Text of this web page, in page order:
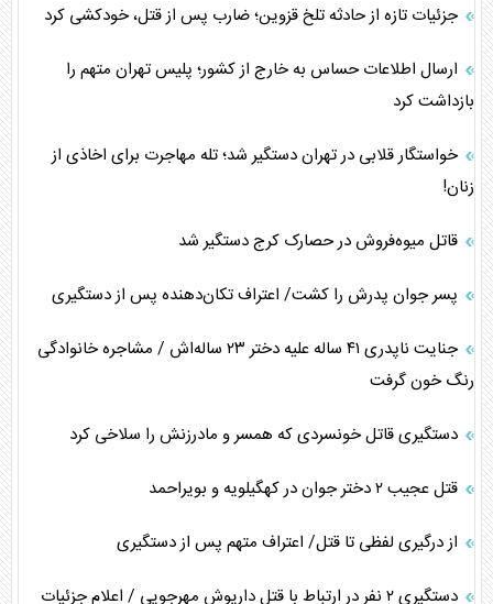
جزئیات تازه از حادثه تلخ قزوین؛ ضارب پس از قتل، خودکشی کرد
ارسال اطلاعات حساس به خارج از کشور؛ پلیس تهران متهم را
بازداشت کرد
خواستگار قلابی در تهران دستگیر شد؛ تله مهاجرت برای اخاذی از
زنان!
قاتل میوه‌فروش در حصارک کرج دستگیر شد
پسر جوان پدرش را کشت/ اعتراف تکان‌دهنده پس از دستگیری
جنایت ناپدری ۴۱ ساله علیه دختر ۲۳ ساله‌اش / مشاجره خانوادگی
رنگ خون گرفت
دستگیری قاتل خونسردی که همسر و مادرزنش را سلاخی کرد
قتل عجیب ۲ دختر جوان در کهگیلویه و بویراحمد
از درگیری لفظی تا قتل/ اعتراف متهم پس از دستگیری
دستگیری ۲ نفر در ارتباط با قتل داریوش مهرجویی / اعلام جزئیات